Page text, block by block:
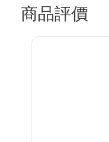
商品評價